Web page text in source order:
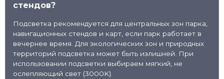
стендов?
Подсветка рекомендуется для центральных зон парка,
навигационных стендов и карт, если парк работает в
вечернее время. Для экологических зон и природных
территорий подсветка может быть излишней. При
использовании подсветки выбираем мягкий, не
ослепляющий свет (3000K).